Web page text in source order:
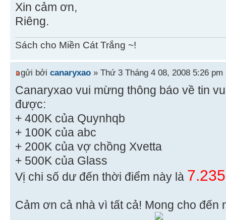
Xin cảm ơn,
Riêng.
Sách cho Miền Cát Trắng ~!
gửi bởi canaryxao » Thứ 3 Tháng 4 08, 2008 5:26 pm
Canaryxao vui mừng thông báo về tin
được:
+ 400K của Quynhqb
+ 100K của abc
+ 200K của vợ chồng Xvetta
+ 500K của Glass
Vị chi số dư đến thời điểm này là
Cảm ơn cả nhà vì tất cả! Mong cho đến